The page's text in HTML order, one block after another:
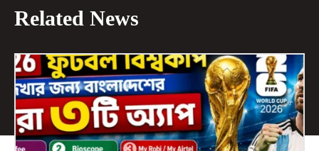
Related News